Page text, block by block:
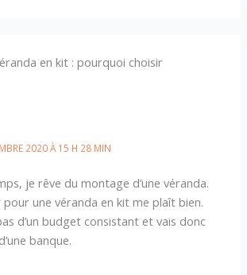
en kit : pourquoi choisir
2020 À 15 H 28 MIN
je rêve du montage d’une véranda.
pour une véranda en kit me plaît bien.
d’un budget consistant et vais donc
banque.